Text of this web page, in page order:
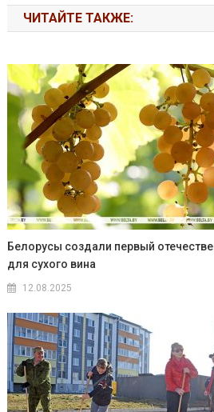
ЧИТАЙТЕ ТАКЖЕ:
Белорусы создали первый
для сухого вина
12.08.2025